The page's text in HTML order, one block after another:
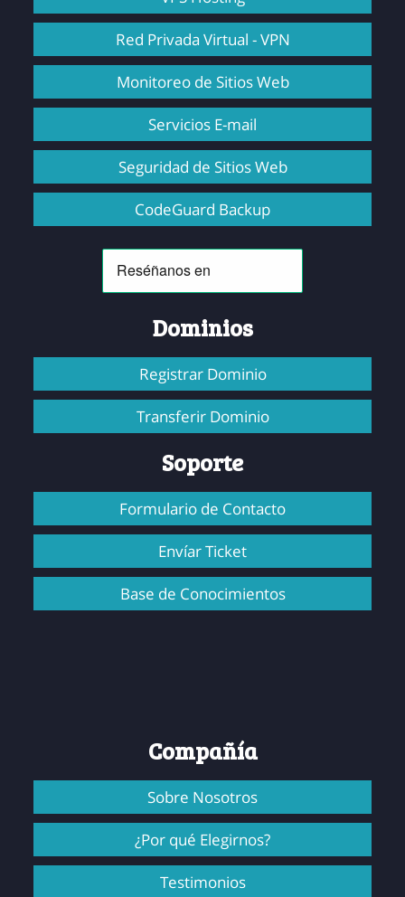
Red Privada Virtual - VPN
Monitoreo de Sitios Web
Servicios E-mail
Seguridad de Sitios Web
CodeGuard Backup
Dominios
Registrar Dominio
Transferir Dominio
Soporte
Formulario de Contacto
Envíar Ticket
Base de Conocimientos
Compañía
Sobre Nosotros
¿Por qué Elegirnos?
Testimonios